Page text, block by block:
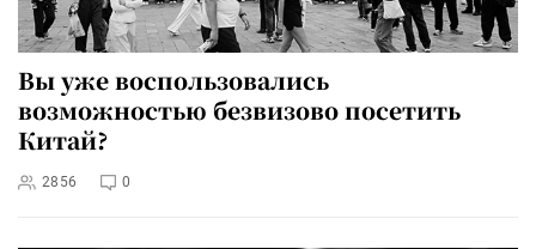
Вы уже воспользовались
возможностью безвизово посетить
Китай?
2856 0